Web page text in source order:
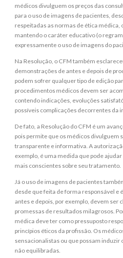
médicos divulguem os preços das
para o uso de imagens de pacientes,
respeitadas as normas de ética médica,
mantendo o caráter educativo (o
expressamente o uso de imagens do
Na Resolução, o CFM também
demonstrações de antes e depois de
podem sofrer qualquer tipo de edição
procedimentos médicos devem ser
contendo indicações, evoluções
possíveis complicações decorrentes da
De fato, a Resolução do CFM é um
pois permite que os médicos divulguem
transparente e informativa. A
exemplo, é uma medida que pode
mais conscientes sobre seu tratamento.
Já o uso de imagens de pacientes
desde que feita de forma responsável e
antes e depois, por exemplo, devem ser
promessas de resultados milagrosos.
médica deve ter como pressuposto
princípios éticos da profissão. Os
sensacionalistas ou que possam induzir
não equilibradas.